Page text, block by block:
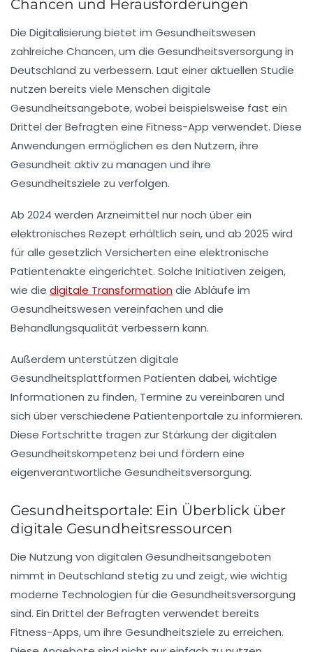
Chancen und Herausforderungen
Die Digitalisierung bietet im Gesundheitswesen
zahlreiche Chancen, um die Gesundheitsversorgung in
Deutschland zu verbessern. Laut einer aktuellen Studie
nutzen bereits viele Menschen digitale
Gesundheitsangebote, wobei beispielsweise fast ein
Drittel der Befragten eine Fitness-App verwendet. Diese
Anwendungen ermöglichen es den Nutzern, ihre
Gesundheit aktiv zu managen und ihre
Gesundheitsziele zu verfolgen.
Ab 2024 werden Arzneimittel nur noch über ein
elektronisches Rezept erhältlich sein, und ab 2025 wird
für alle gesetzlich Versicherten eine elektronische
Patientenakte eingerichtet. Solche Initiativen zeigen,
wie die digitale Transformationdie Abläufe im
Gesundheitswesen vereinfachen und die
Behandlungsqualität verbessern kann.
Außerdem unterstützen digitale
Gesundheitsplattformen Patienten dabei, wichtige
Informationen zu finden, Termine zu vereinbaren und
sich über verschiedene Patientenportale zu informieren.
Diese Fortschritte tragen zur Stärkung derdigitalen
Gesundheitskompetenz bei und fördern eine
eigenverantwortliche Gesundheitsversorgung.
Gesundheitsportale: Ein Überblick über
digitale Gesundheitsressourcen
Die Nutzung von digitalen Gesundheitsangeboten
nimmt in Deutschland stetig zu und zeigt, wie wichtig
moderne Technologien für die Gesundheitsversorgung
sind. Ein Drittel der Befragten verwendet bereits
Fitness-Apps, um ihre Gesundheitsziele zu erreichen.